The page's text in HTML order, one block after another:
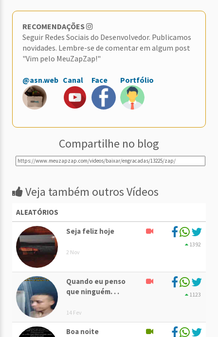
RECOMENDAÇÕES
Seguir Redes Sociais do Desenvolvedor. Publicamos
novidades. Lembre-se de comentar em algum post
"Vim pelo MeuZapZap!"
@asn.web Canal Face Portfólio
Compartilhe no blog
Veja também outros Vídeos
ALEATÓRIOS
Seja feliz hoje
2 Nov
1392
Quando eu penso
que ninguém. . .
14 Fev
1123
Boa noite